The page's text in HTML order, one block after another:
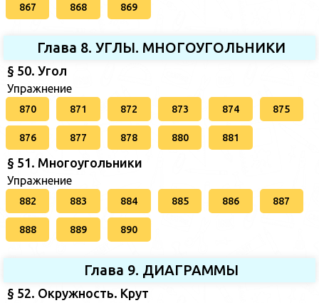
867 868 869
Глава 8. УГЛЫ. МНОГОУГОЛЬНИКИ
§ 50. Угол
Упражнение
870 871 872 873 874 875
876 877 878 880 881
§ 51. Многоугольники
Упражнение
882 883 884 885 886 887
888 889 890
Глава 9. ДИАГРАММЫ
§ 52. Окружность. Крут